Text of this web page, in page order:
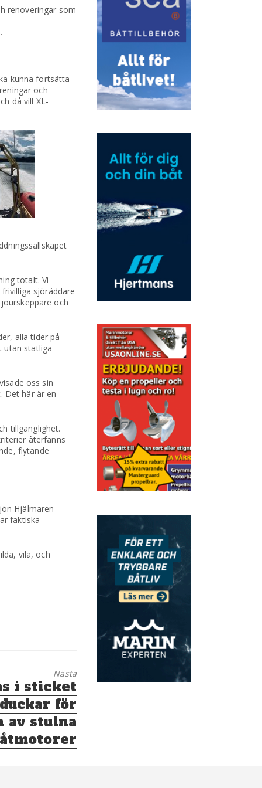
renoveringar som
kunna fortsätta
och
då vill XL-
totalt. Vi
sjöräddare
och
alla tider på
utan statliga
oss sin
Det här är en
tillgänglighet.
återfanns
flytande
Hjälmaren
faktiska
vila, och
Nästa
i sticket
för
av stulna